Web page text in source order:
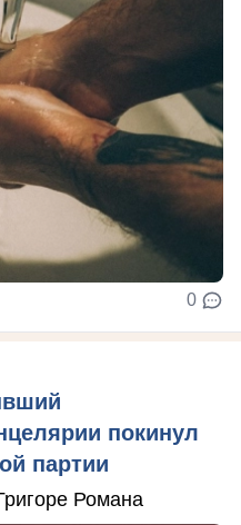
0
покинул
партии
Романа